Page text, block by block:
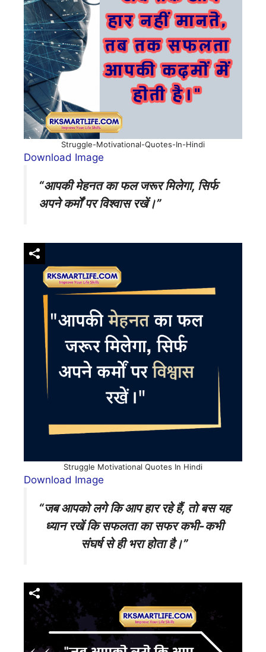
Struggle-Motivational-Quotes-In-Hindi
Download Image
“आपकी मेहनत का फल जरूर मिलेगा, सिर्फ
अपने कर्मों पर विश्वास रखें।”
Struggle Motivational Quotes In Hindi
Download Image
“जब आपको लगे कि आप हार रहे हैं, तो बस यह
ध्यान रखें कि सफलता का सफर कभी-कभी
संघर्ष से ही भरा होता है।”